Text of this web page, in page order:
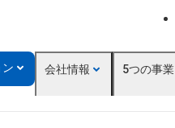
ン 会社情報 5つの事業